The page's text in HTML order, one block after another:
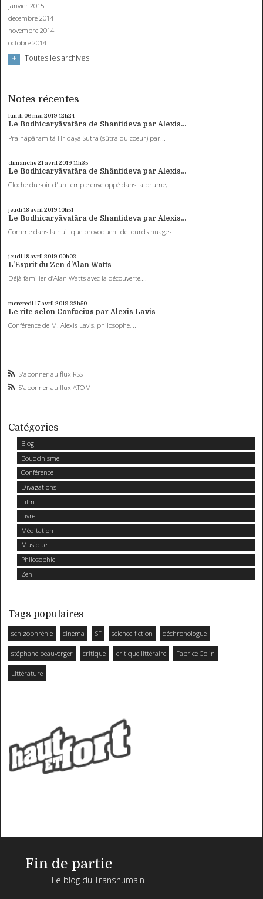
janvier 2015
décembre 2014
novembre 2014
octobre 2014
Toutes les archives
Notes récentes
lundi 06mai 2019 12h24
Le Bodhicaryâvatâra de Shantideva par Alexis...
Prajnâpâramitâ Hridaya Sutra (sûtra du coeur) par...
dimanche 21 avril 2019 11h35
Le Bodhicaryâvatâra de Shântideva par Alexis...
Cloche du soir d'un temple enveloppé dans la brume,...
jeudi 18 avril 2019 10h51
Le Bodhicaryâvatâra de Shantideva par Alexis...
Comme dans la nuit que provoquent de lourds nuages...
jeudi 18 avril 2019 00h02
L'Esprit du Zen d'Alan Watts
Déjà familier d’Alan Watts avec la découverte,...
mercredi 17 avril 2019 23h50
Le rite selon Confucius par Alexis Lavis
Conférence de M. Alexis Lavis, philosophe,...
S'abonner au flux RSS
S'abonner au flux ATOM
Catégories
Blog
Bouddhisme
Conférence
Divagations
Film
Livre
Méditation
Musique
Philosophie
Zen
Tags populaires
schizophrénie cinema SF science-fiction déchronologue
stéphane beauverger critique critique littéraire Fabrice Colin
Littérature
Fin de partie
Le blog du Transhumain